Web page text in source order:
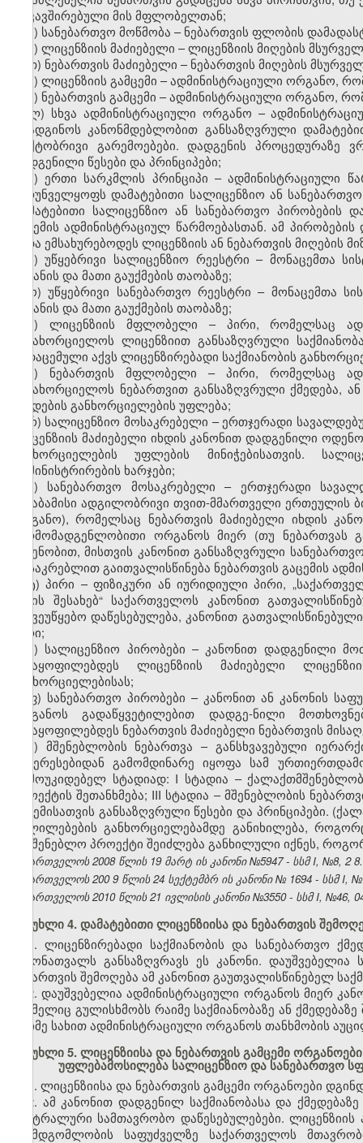
დაკავშირებული მის მფლობელთან;
ვ) სანებართვო მოწმობა – ნებართვის ფლობის
ზ) ლიცენზიის მაძიებელი – ლიცენზიის მიღების
თ) ნებართვის მაძიებელი – ნებართვის მიღების
ი) ლიცენზიის გამცემი – ადმინისტრაციული ორგანო,
კ) ნებართვის გამცემი – ადმინისტრაციული ორგანო,
ლ) სხვა ადმინისტრაციული ორგანო –
დაადგინოს კანონმდებლობით განსაზღვრული
ფაქტობრივი გარემოებები. დადგენის პროცედურაზე
დადგენილი წესები და პრინციპები;
მ) ერთი სარკმლის პრინციპი – ადმინისტრაციული
უზრუნველყოფს დამატებითი სალიცენზიო ან
დამატებითი სალიცენზიო ან სანებართვო პირობების
გაცემის ადმინისტრაციულ წარმოებასთან. ამ
უნდა ემსახურებოდეს ლიცენზიის ან ნებართვის მიღების
ნ) უწყებრივი სალიცენზიო რეესტრი – მონაცემთა
შეტანის და მათი გაუქმების თაობაზე;
ო) უწყებრივი სანებართვო რეესტრი – მონაცემთა
შეტანის და მათი გაუქმების თაობაზე;
პ) ლიცენზიის მფლობელი – პირი, რომელსაც
განახორციელოს ლიცენზიით განსაზღვრული
გადაცემული აქვს ლიცენზირებადი საქმიანობის
ჟ) ნებართვის მფლობელი – პირი, რომელსაც
განახორციელოს ნებართვით განსაზღვრული ქმედება,
ქმედების განხორციელების უფლება;
რ) სალიცენზიო მოსაკრებელი – ერთჯერადი
ლიცენზიის მაძიებელი იხდის კანონით დადგენილი
განხორციელების უფლების მინიჭებისათვის.
ადმინისტრირების ხარჯები;
ს) სანებართვო მოსაკრებელი – ერთჯერადი
შესაბამისი ადგილობრივი თვით-მმართველი ერთეულის
ორგანო), რომელსაც ნებართვის მაძიებელი იხდის
წარმომადგენლობითი ორგანოს მიერ (თუ
ოდენობით, მისთვის კანონით განსაზღვრული
მოსაკრებლით გაითვალისწინება ნებართვის გაცემის
ტ)პირი – ფიზიკური ან იურიდიული პირი,
წესის შესახებ“ საქართველოს კანონით
საქვეუწყებო დაწესებულება, კანონით
პირი;
უ) სალიცენზიო პირობები – კანონით დადგენილი
აკმაყოფილებდეს ლიცენზიის მაძიებელი
განხორციელებისას;
ფ) სანებართვო პირობები – კანონით ან კანონის
ორგანოს გადაწყვეტილებით დადგე-ნილი
აკმაყოფილებდეს ნებართვის მაძიებელი ნებართვის
ქ) მშენებლობის ნებართვა – განსხვავებული
ინტერესებიდან გამომდინარე იყოფა სამ
დამოუკიდებელ სტადიად: I სტადია –
პროექტის შეთანხმება; III სტადია – მშენებლობის
გაცემისათვის განსაზღვრული წესები და პრინციპები.
ცვლილებების განხორციელებამდე განიხილება,
სამშენებლო პროექტი შეიძლება განხილული იქნეს,
საქართველოს 2008 წლის 19 მარტ ის კანონი №5947 - სსმ I, №8, 2 8.
საქართველოს 200 9 წლის 24 სექტემბრ ის კანონი № 1694 - სსმ I, №
საქართველოს 2010 წლის 21 ივლისის კანონი №3550 - სსმ I, №46,
მუხლი 4. დამატებითი ლიცენზიისა და ნებართვის
1. ლიცენზირებადი საქმიანობის და სანებართვო
ჩამონათვალს განსაზღვრავს ეს კანონი.
ნებართვის შემოღება ამ კანონით გაუთვალისწინებელ
2. დაუშვებელია ადმინისტრაციული ორგანოს მიერ
რომელიც გულისხმობს რაიმე საქმიანობაზე ან
რაიმე სახით ადმინისტრაციული ორგანოს თანხმობის
მუხლი 5. ლიცენზიისა და ნებართვის გამცემი
უფლებამოსილება სალიცენზიო და სანებართვო
1. ლიცენზიისა და ნებართვის გამცემი ორგანოები
2. ამ კანონით დადგენილ საქმიანობასა და
ცენტრალური სამთავრობო დაწესებულებები.
შუამდგომლობის საფუძველზე საქართველოს